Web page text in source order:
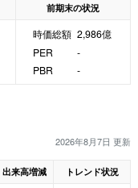
前期末の状況
時価総額 2,986億
PER
-
PBR
-
2026年8月7日 更新
出来高増減
トレンド状況